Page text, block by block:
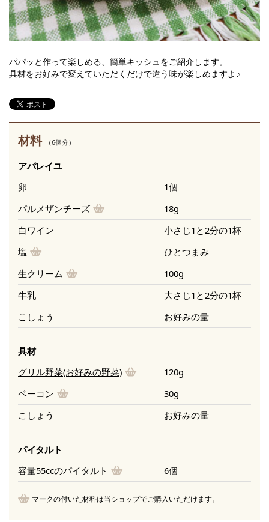
パパッと作って楽しめる、簡単キッシュをご紹介します。
具材をお好みで変えていただくだけで違う味が楽しめますよ♪
材料 （6個分）
アパレイユ
卵
1個
パルメザンチーズ
18g
白ワイン
小さじ1と2分の1杯
塩
ひとつまみ
生クリーム
100g
牛乳
大さじ1と2分の1杯
こしょう
お好みの量
具材
グリル野菜(お好みの野菜)
120g
ベーコン
30g
こしょう
お好みの量
パイタルト
容量55ccのパイタルト 6個
マークの付いた材料は当ショップでご購入いただけます。